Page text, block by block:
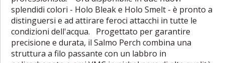
splendidi colori - Holo Bleak e Holo Smelt - è pronto a
distinguersi e ad attirare feroci attacchi in tutte le
condizioni dell'acqua. Progettato per garantire
precisione e durata, il Salmo Perch combina una
struttura a filo passante con un labbro in